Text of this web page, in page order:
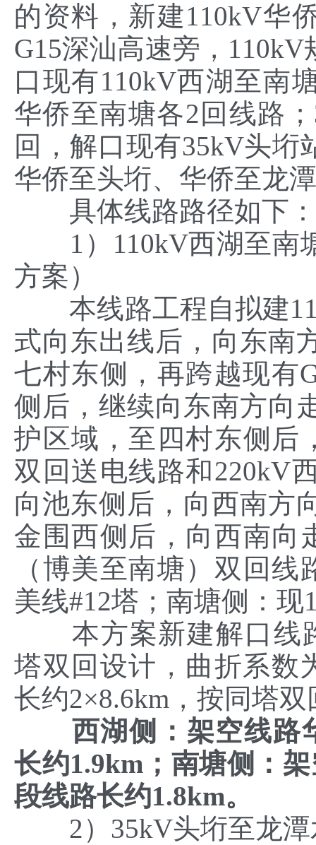
的资料，新建110kV华
G15深汕高速旁，
口现有110kV西湖至南
华侨至南塘各2回线路
回，解口现有35kV头垳
华侨至头垳、华侨至龙
具体线路路径如下：
1）110kV西湖至南
方案）
本线路工程自拟建
式向东出线后，向东南
七村东侧，再跨越现有
侧后，继续向东南方向
护区域，至四村东侧后
双回送电线路和220kV
向池东侧后，向西南方
金围西侧后，向西南向
（博美至南塘）双回
美线#12塔；南塘侧：
本方案新建解口线路
塔双回设计，曲折系数
长约2×8.6km，按同塔
西湖侧：架空线路
长约1.9km ；南塘侧：
段线路长约1.8km。
2）35kV头垳至龙潭